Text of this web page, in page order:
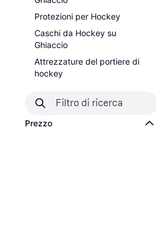
Protezioni per Hockey
Caschi da Hockey su
Ghiaccio
Attrezzature del portiere di
hockey
Prezzo